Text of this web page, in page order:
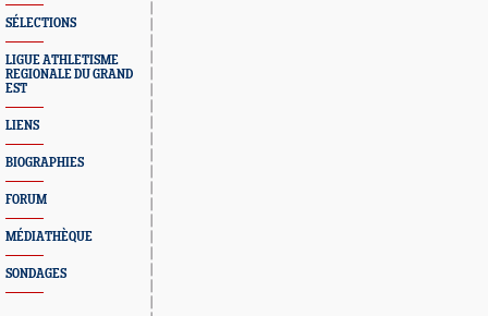
SÉLECTIONS
LIGUE ATHLETISME
REGIONALE DU GRAND
EST
LIENS
BIOGRAPHIES
FORUM
MÉDIATHÈQUE
SONDAGES